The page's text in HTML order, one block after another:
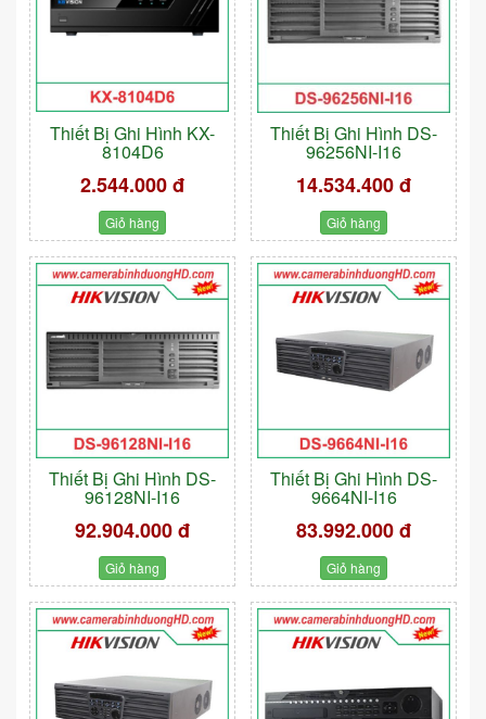
Thiết Bị Ghi Hình KX-
8104D6
2.544.000 đ
Giỏ hàng
Thiết Bị Ghi Hình DS-
96256NI-I16
14.534.400 đ
Giỏ hàng
Thiết Bị Ghi Hình DS-
96128NI-I16
92.904.000 đ
Giỏ hàng
Thiết Bị Ghi Hình DS-
9664NI-I16
83.992.000 đ
Giỏ hàng